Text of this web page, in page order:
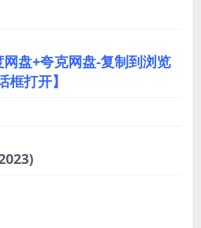
盘+夸克网盘-复制到浏览
打开】